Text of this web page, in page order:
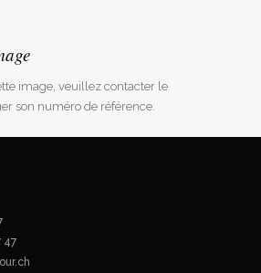
image, veuillez contacter le
son numéro de référence.
47